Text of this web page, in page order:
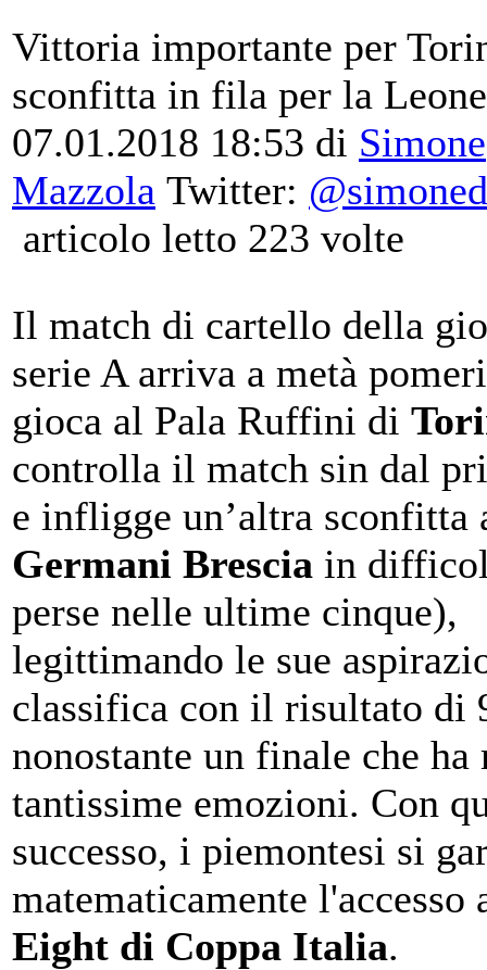
Vittoria importante per
sconfitta in fila per la
07.01.2018 18:53 di Simone
Mazzola Twitter:
articolo letto 223 volte
Il match di cartello della
serie A arriva a metà
gioca al Pala Ruffini di
controlla il match sin dal
e infligge un’altra sconfitta
Germani Brescia in
perse nelle ultime cinque),
legittimando le sue
classifica con il risultato di
nonostante un finale che ha
tantissime emozioni. Con
successo, i piemontesi si
matematicamente
Eight di Coppa Italia.